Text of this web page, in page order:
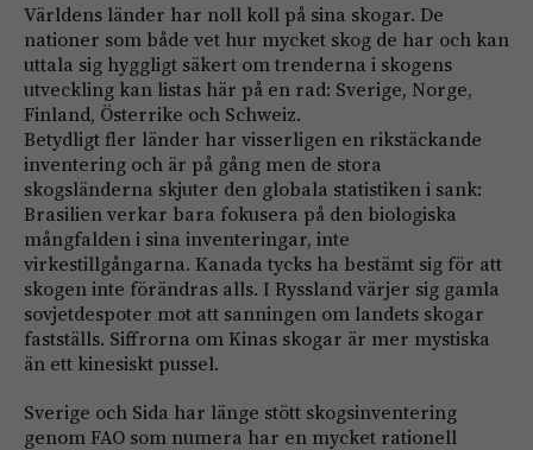
Världens länder har noll koll på sina skogar. De
nationer som både vet hur mycket skog de har och kan
uttala sig hyggligt säkert om trenderna i skogens
utveckling kan listas här på en rad: Sverige, Norge,
Finland, Österrike och Schweiz.
Betydligt fler länder har visserligen en rikstäckande
inventering och är på gång men de stora
skogsländerna skjuter den globala statistiken i sank:
Brasilien verkar bara fokusera på den biologiska
mångfalden i sina inventeringar, inte
virkestillgångarna. Kanada tycks ha bestämt sig för att
skogen inte förändras alls. I Ryssland värjer sig gamla
sovjetdespoter mot att sanningen om landets skogar
fastställs. Siffrorna om Kinas skogar är mer mystiska
än ett kinesiskt pussel.
Sverige och Sida har länge stött skogsinventering
genom FAO som numera har en mycket rationell